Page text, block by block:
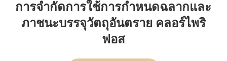
การจำกัดการใช้การกำหนดฉลากและ
ภาชนะบรรจุวัตถุอันตราย คลอร์ไพริ
ฟอส